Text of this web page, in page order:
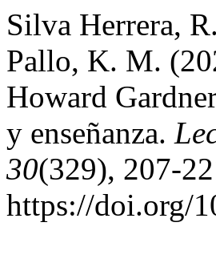
Silva Herrera,
Pallo, K. M.
Howard
y enseñanza.
30(329), 207-
https://doi.org/